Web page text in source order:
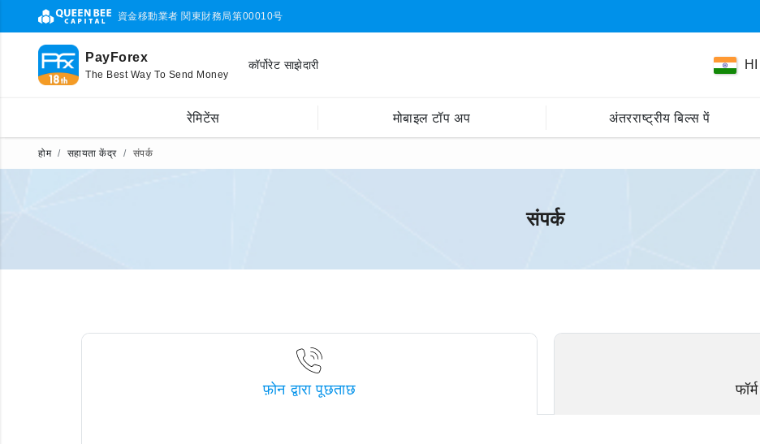
資金移動業者 関東財務局第00010号
PayForex
The Best Way To Send Money
कॉर्पोरेट साझेदारी HI
रेमिटेंस मोबाइल टॉप अप अंतरराष्ट्रीय बिल्स पें
होम सहायता केंद्र संपर्क
संपर्क
फ़ोन द्वारा पूछताछ